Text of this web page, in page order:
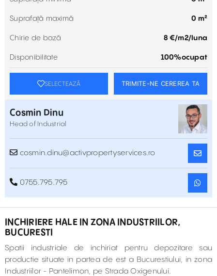
Suprafață maximă 0 m²
Chirie de bază 8 €/m2/luna
Disponibilitate 100%ocupat
SELECTEAZĂ TRIMITE-NE CEREREA TA
Cosmin Dinu
Head of Industrial
cosmin.dinu@activpropertyservices.ro
0755.795.795
INCHIRIERE HALE IN ZONA INDUSTRIILOR,
BUCURESTI
Spatii industriale de inchiriat pentru depozitare sau
productie situate in partea de est a Bucurestiului, in zona
Industriilor - Pantelimon, pe Strada Oxigenului.